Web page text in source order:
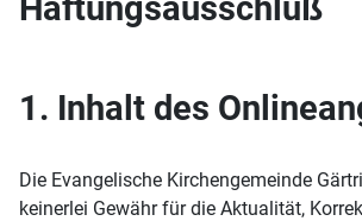
Haftungsausschluß
1. Inhalt des
Die Evangelische Kirchengemeinde
keinerlei Gewähr für die Aktualität,